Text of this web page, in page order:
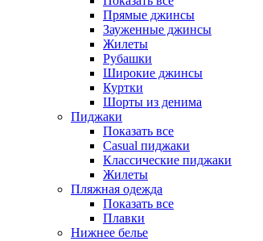
Прямые джинсы
Зауженные джинсы
Жилеты
Рубашки
Широкие джинсы
Куртки
Шорты из денима
Пиджаки
Показать все
Casual пиджаки
Классические пиджаки
Жилеты
Пляжная одежда
Показать все
Плавки
Нижнее белье